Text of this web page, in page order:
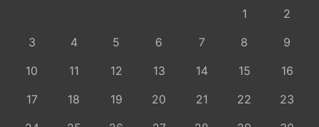
1
2
3
4 5 6 7 8
9
10
11 12 13 14 15
16
17
18 19 20 21 22
23